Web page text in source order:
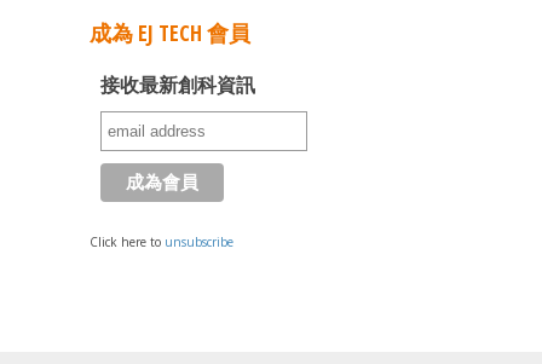
成為 EJ TECH 會員
接收最新創科資訊
Click here to unsubscribe